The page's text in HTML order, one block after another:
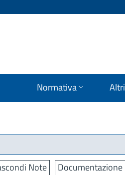
Normativa
Note Documentazione